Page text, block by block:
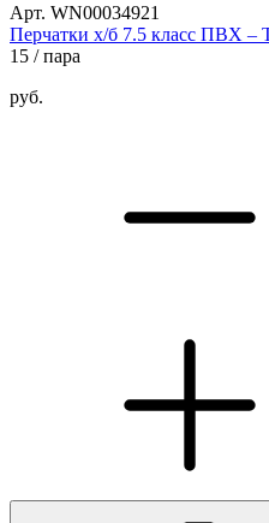
Арт. WN00034921
Перчатки х/б 7.5 класс ПВХ –
15 / пара
руб.